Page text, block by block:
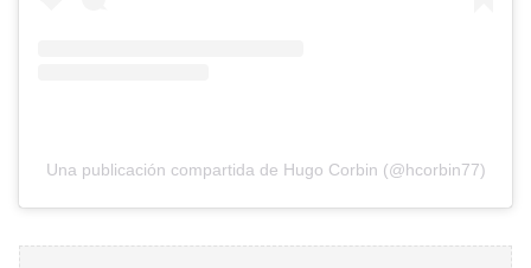
Una publicación compartida de Hugo Corbin (@hcorbin77)